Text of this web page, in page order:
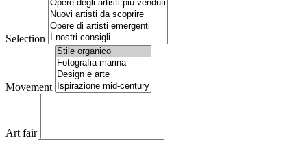
Selection
Movement
Art fair